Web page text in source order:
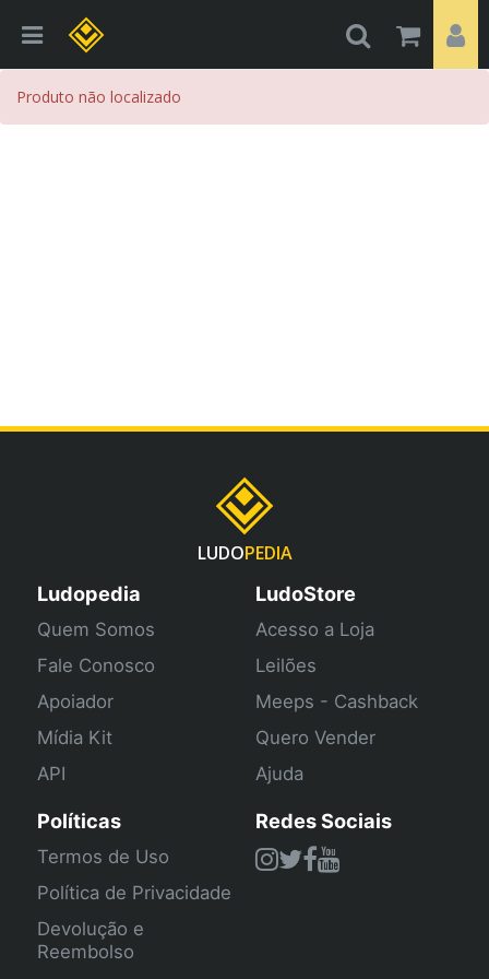
Produto não localizado
LUDOPEDIA
Ludopedia
Quem Somos
Fale Conosco
Apoiador
Mídia Kit
API
LudoStore
Acesso a Loja
Leilões
Meeps - Cashback
Quero Vender
Ajuda
Políticas
Termos de Uso
Política de Privacidade
Devolução e
Reembolso
Redes Sociais